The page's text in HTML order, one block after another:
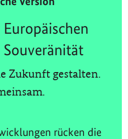
Zukunft gestalten.
rücken die